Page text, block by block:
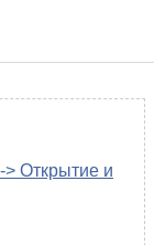
> Открытие и